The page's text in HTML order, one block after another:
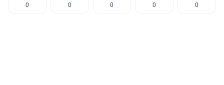
0 0 0 0 0